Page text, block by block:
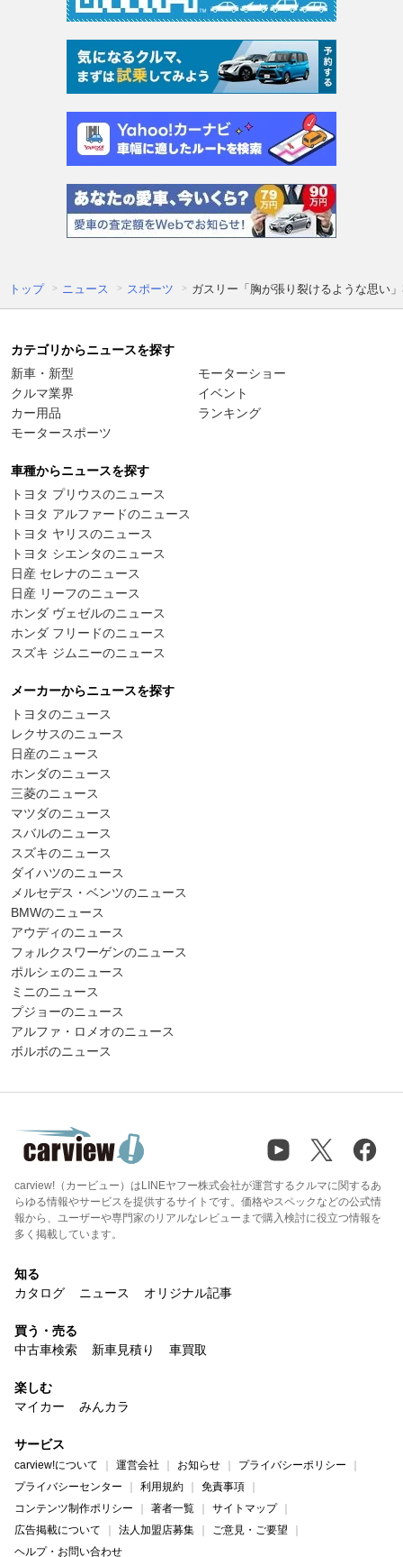
トップ ニュース スポーツ ガスリー「胸が張り裂けるような思い
カテゴリからニュースを探す
新車・新型
クルマ業界
カー用品
モータースポーツ
モーターショー
イベント
ランキング
車種からニュースを探す
トヨタ プリウスのニュース
トヨタ アルファードのニュース
トヨタ ヤリスのニュース
トヨタ シエンタのニュース
日産 セレナのニュース
日産 リーフのニュース
ホンダ ヴェゼルのニュース
ホンダ フリードのニュース
スズキ ジムニーのニュース
メーカーからニュースを探す
トヨタのニュース
レクサスのニュース
日産のニュース
ホンダのニュース
三菱のニュース
マツダのニュース
スバルのニュース
スズキのニュース
ダイハツのニュース
メルセデス・ベンツのニュース
BMWのニュース
アウディのニュース
フォルクスワーゲンのニュース
ポルシェのニュース
ミニのニュース
プジョーのニュース
アルファ・ロメオのニュース
ボルボのニュース
carview!（カービュー）はLINEヤフー株式会社が運営するクルマに関するあ
らゆる情報やサービスを提供するサイトです。価格やスペックなどの公式情
報から、ユーザーや専門家のリアルなレビューまで購入検討に役立つ情報を
多く掲載しています。
知る
カタログ
ニュース オリジナル記事
買う・売る
中古車検索
新車見積り 車買取
楽しむ
マイカー
みんカラ
サービス
carview!について 運営会社 お知らせ
プライバシーポリシー
プライバシーセンター
利用規約
免責事項
コンテンツ制作ポリシー
著者一覧
サイトマップ
広告掲載について
法人加盟店募集
ご意見・ご要望
ヘルプ・お問い合わせ